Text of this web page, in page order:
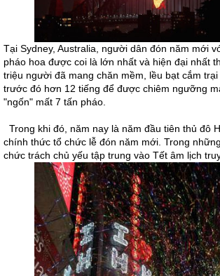
Tại Sydney, Australia, người dân đón năm mới
pháo hoa được coi là lớn nhất và hiện đại nhất
triệu người đã mang chăn mềm, lều bạt cắm
trước đó hơn 12 tiếng để được chiêm ngưỡng
"ngốn" mất 7 tấn pháo.
Trong khi đó, năm nay là năm đầu tiên thủ đô
chính thức tổ chức lễ đón năm mới. Trong
chức trách chủ yếu tập trung vào Tết âm lịch